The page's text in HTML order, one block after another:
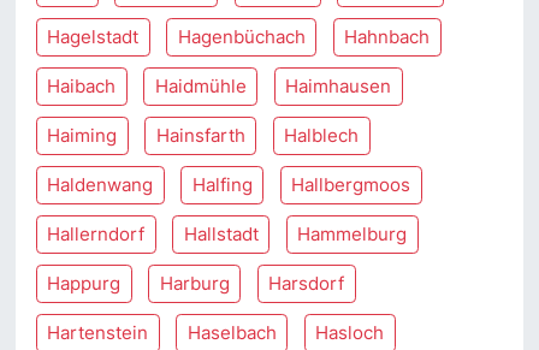
Hagelstadt Hagenbüchach Hahnbach
Haibach Haidmühle Haimhausen
Haiming Hainsfarth Halblech
Haldenwang Halfing Hallbergmoos
Hallerndorf Hallstadt Hammelburg
Happurg Harburg Harsdorf
Hartenstein Haselbach Hasloch